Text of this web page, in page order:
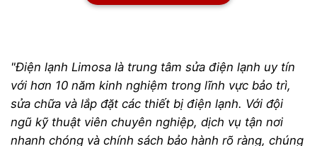
"Điện lạnh Limosa là trung tâm sửa điện lạnh uy tín
với hơn 10 năm kinh nghiệm trong lĩnh vực bảo trì,
sửa chữa và lắp đặt các thiết bị điện lạnh. Với đội
ngũ kỹ thuật viên chuyên nghiệp, dịch vụ tận nơi
nhanh chóng và chính sách bảo hành rõ ràng, chúng